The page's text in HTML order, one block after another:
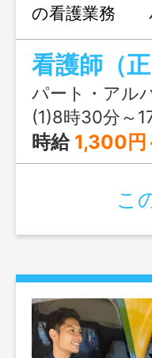
の看護業務 バ
医療的処置・
ンコール対
看護師（正
パート・アル
(1)8時30分～
時給 1,300円
こ